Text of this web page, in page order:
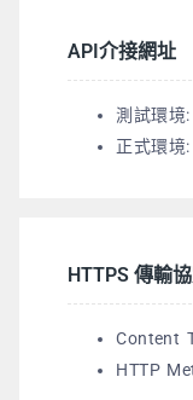
API介接網址
測試環
正式環
HTTPS 傳輸
Content
HTTP